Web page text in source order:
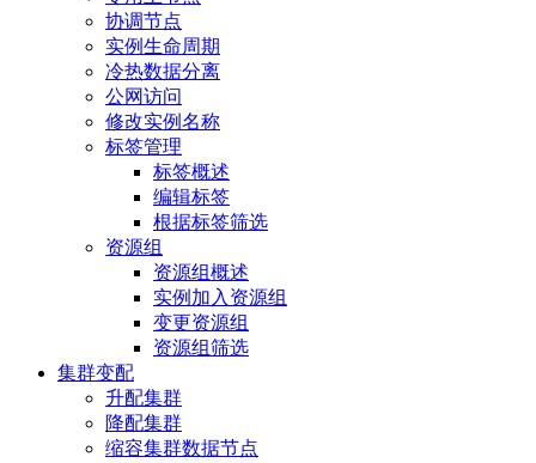
协调节点
实例生命周期
冷热数据分离
公网访问
修改实例名称
标签管理
标签概述
编辑标签
根据标签筛选
资源组
资源组概述
实例加入资源组
变更资源组
资源组筛选
集群变配
升配集群
降配集群
缩容集群数据节点